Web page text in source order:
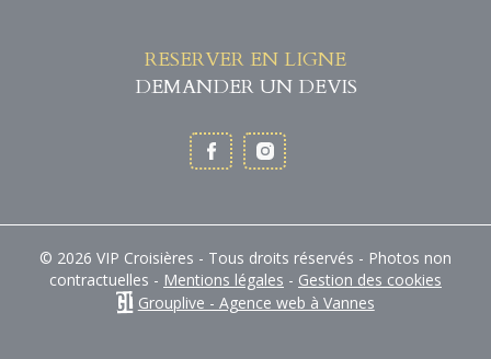
RESERVER EN LIGNE
DEMANDER UN DEVIS
© 2026 VIP Croisières - Tous droits réservés - Photos non
contractuelles - Mentions légales - Gestion des cookies
Grouplive - Agence web à Vannes